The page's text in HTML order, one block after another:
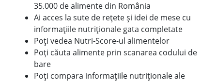
35.000 de alimente din România
Ai acces la sute de rețete și idei de mese cu
informațiile nutriționale gata completate
Poți vedea Nutri-Score-ul alimentelor
Poți căuta alimente prin scanarea codului de
bare
Poți compara informațiile nutriționale ale